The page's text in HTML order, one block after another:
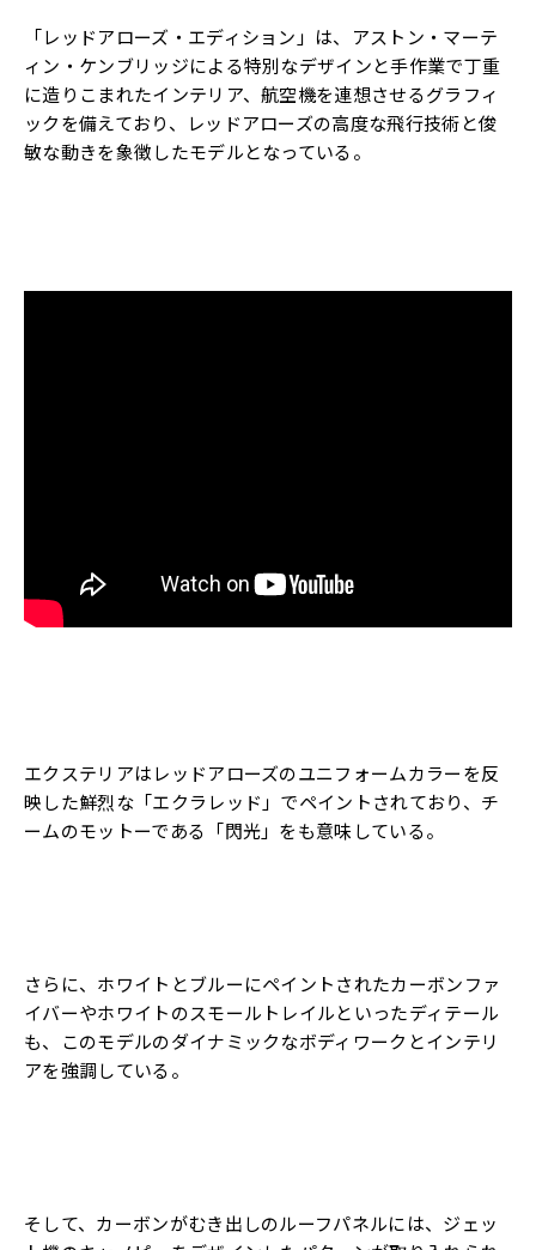
「レッドアローズ・エディション」は、アストン・マーテ
ィン・ケンブリッジによる特別なデザインと手作業で丁重
に造りこまれたインテリア、航空機を連想させるグラフィ
ックを備えており、レッドアローズの高度な飛行技術と俊
敏な動きを象徴したモデルとなっている。
エクステリアはレッドアローズのユニフォームカラーを反
映した鮮烈な「エクラレッド」でペイントされており、チ
ームのモットーである「閃光」をも意味している。
さらに、ホワイトとブルーにペイントされたカーボンファ
イバーやホワイトのスモールトレイルといったディテール
も、このモデルのダイナミックなボディワークとインテリ
アを強調している。
そして、カーボンがむき出しのルーフパネルには、ジェッ